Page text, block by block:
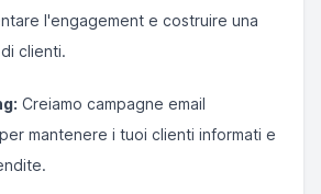
l'engagement e costruire una
clienti.
Creiamo campagne email
mantenere i tuoi clienti informati e